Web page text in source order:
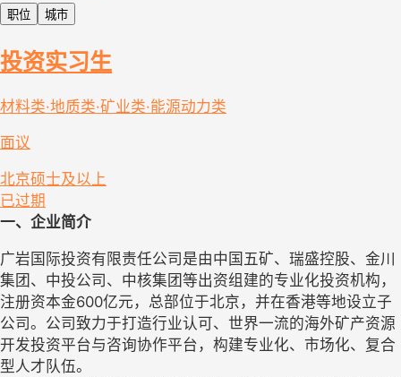
职位 城市
投资实习生
材料类·地质类·矿业类·能源动力类
面议
北京硕士及以上
已过期
一、企业简介
广岩国际投资有限责任公司是由中国五矿、瑞盛控股、金川
集团、中投公司、中核集团等出资组建的专业化投资机构，
注册资本金600亿元，总部位于北京，并在香港等地设立子
公司。公司致力于打造行业认可、世界一流的海外矿产资源
开发投资平台与咨询协作平台，构建专业化、市场化、复合
型人才队伍。